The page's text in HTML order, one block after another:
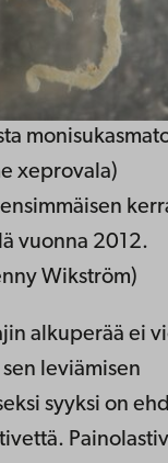
xeprovala)
vuonna 2012.
Wikström)
alkuperää ei
leviämisen
syyksi on